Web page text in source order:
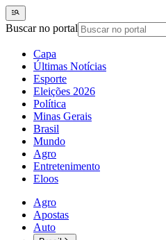
Buscar no portal
Capa
Últimas Notícias
Esporte
Eleições 2026
Política
Minas Gerais
Brasil
Mundo
Agro
Entretenimento
Eloos
Agro
Apostas
Auto